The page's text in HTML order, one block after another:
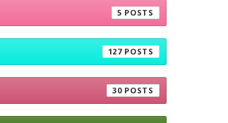
5
127
30